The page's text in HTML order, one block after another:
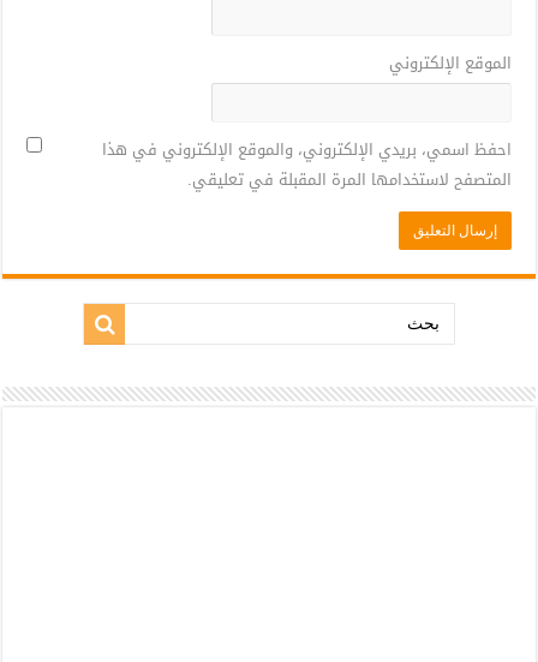
الموقع الإلكتروني
احفظ اسمي، بريدي الإلكتروني، والموقع الإلكتروني في هذا
المتصفح لاستخدامها المرة المقبلة في تعليقي.
بحث: